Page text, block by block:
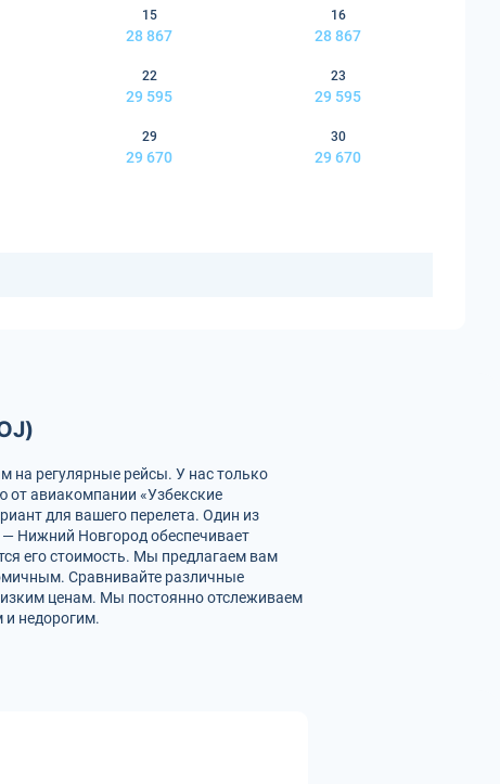
15
28 867
16
28 867
22
29 595
23
29 595
29
29 670
30
29 670
на регулярные рейсы. У нас только
авиакомпании «Узбекские
для вашего перелета. Один из
— Нижний Новгород обеспечивает
его стоимость. Мы предлагаем вам
Сравнивайте различные
ценам. Мы постоянно отслеживаем
недорогим.